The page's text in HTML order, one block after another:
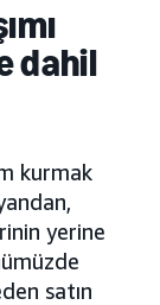
dahil
kurmak
yerine
satın